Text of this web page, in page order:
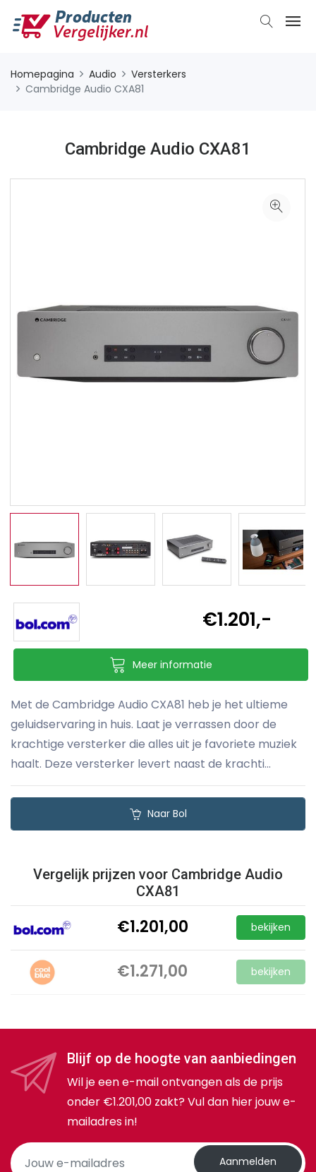
Homepagina Audio
Versterkers
Cambridge Audio CXA81
Cambridge Audio CXA81
€1.201,-
Meer informatie
Met de Cambridge Audio CXA81 heb je het ultieme
geluidservaring in huis. Laat je verrassen door de
krachtige versterker die alles uit je favoriete muziek
haalt. Deze versterker levert naast de krachti...
Naar Bol
Vergelijk prijzen voor Cambridge Audio
CXA81
€1.201,00 bekijken
€1.271,00 bekijken
Blijf op de hoogte van aanbiedingen
Wil je een e-mail ontvangen als de prijs
onder €1.201,00 zakt? Vul dan hier jouw e-
mailadres in!
Aanmelden